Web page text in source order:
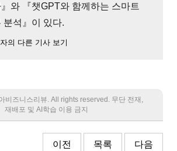
와 『챗GPT와 함께하는 스마트
분석』이 있다.
의 다른 기사 보기
즈니스리뷰. All rights reserved. 무단 전재,
재배포 및 AI학습 이용 금지
이전 목록 다음